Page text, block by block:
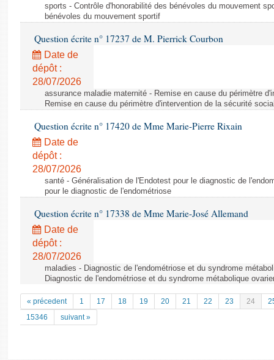
sports - Contrôle d'honorabilité des bénévoles du mouvement
bénévoles du mouvement sportif
Question écrite n° 17237 de M. Pierrick Courbon
Date de
dépôt :
28/07/2026
assurance maladie maternité - Remise en cause du périmètre
Remise en cause du périmètre d'intervention de la sécurité
Question écrite n° 17420 de Mme Marie-Pierre Rixain
Date de
dépôt :
28/07/2026
santé - Généralisation de l'Endotest pour le diagnostic de
pour le diagnostic de l'endométriose
Question écrite n° 17338 de Mme Marie-José Allemand
Date de
dépôt :
28/07/2026
maladies - Diagnostic de l'endométriose et du syndrome
Diagnostic de l'endométriose et du syndrome métabolique
« précedent 1 17 18 19 20 21 22 23 24
15346
suivant »